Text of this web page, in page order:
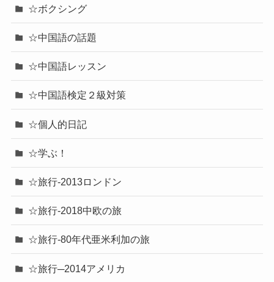
☆ボクシング
☆中国語の話題
☆中国語レッスン
☆中国語検定２級対策
☆個人的日記
☆学ぶ！
☆旅行-2013ロンドン
☆旅行-2018中欧の旅
☆旅行-80年代亜米利加の旅
☆旅行─2014アメリカ